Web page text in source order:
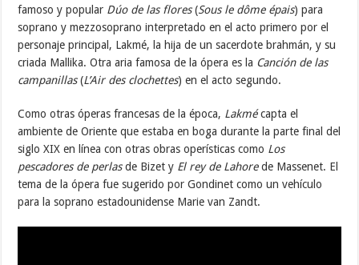
famoso y popular Dúo de las flores(Sous le dôme épais) para
soprano y mezzosoprano interpretado en el acto primero por el
personaje principal, Lakmé, la hija de un sacerdote brahmán, y su
criada Mallika. Otra aria famosa de la ópera es la Canción de las
campanillas(L’Air des clochettes) en el acto segundo.
Como otras óperas francesas de la época, Lakmécapta el
ambiente de Oriente que estaba en boga durante la parte final del
siglo XIX en línea con otras obras operísticas como Los
pescadores de perlasde Bizet y El rey de Lahorede Massenet. El
tema de la ópera fue sugerido por Gondinet como un vehículo
para la soprano estadounidense Marie van Zandt.